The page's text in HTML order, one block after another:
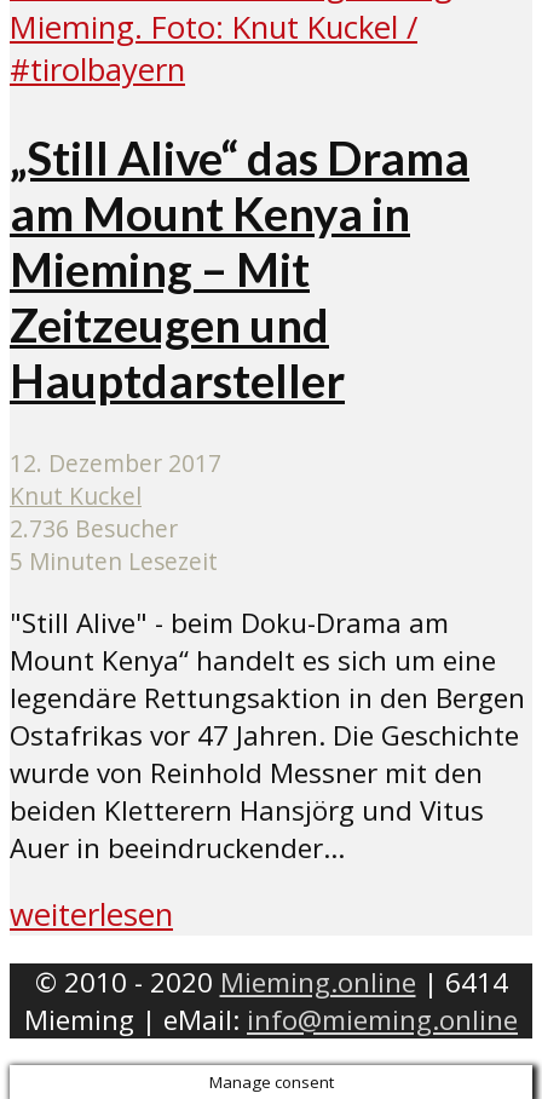
„Still Alive“ das Drama
am Mount Kenya in
Mieming – Mit
Zeitzeugen und
Hauptdarsteller
12. Dezember 2017
Knut Kuckel
2.736 Besucher
5 Minuten Lesezeit
"Still Alive" - beim Doku-Drama am
Mount Kenya“ handelt es sich um eine
legendäre Rettungsaktion in den Bergen
Ostafrikas vor 47 Jahren. Die Geschichte
wurde von Reinhold Messner mit den
beiden Kletterern Hansjörg und Vitus
Auer in beeindruckender...
weiterlesen
© 2010 - 2020 Mieming.online | 6414
Mieming | eMail: info@mieming.online
Manage consent